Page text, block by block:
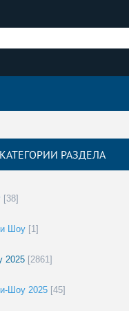
КАТЕГОРИИ РАЗДЕЛА
[38]
Шоу [1]
2025 [2861]
Шоу 2025 [45]